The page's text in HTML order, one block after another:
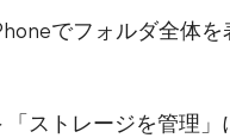
でフォルダ全体
ストレージを管理」